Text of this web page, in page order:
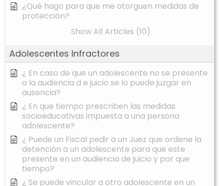
¿Qué hago para que me otorguen medidas de
protección?
Show All Articles (10)
Adolescentes Infractores
¿ En caso de que un adolescente no se presente
a la audiencia d e juicio se lo puede juzgar en
ausencia?
¿ En que tiempo prescriben las medidas
socioeducativas impuesta a una persona
adolescente?
¿ Puede un Fiscal pedir a un Juez que ordene la
detención a un adolescente para que este
presente en un audiencia de juicio y por que
tiempo?
¿ Se puede vincular a otro adolescente en un